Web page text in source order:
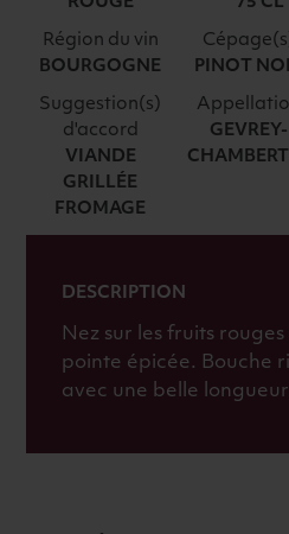
&
Région du vin
BOURGOGNE PINOT
Suggestion(s)
d'accord
VIANDE
GRILLÉE
FROMAGE
GEVREY-
DESCRIPTION
Nez sur les fruits
pointe épicée. Bouche
avec une belle